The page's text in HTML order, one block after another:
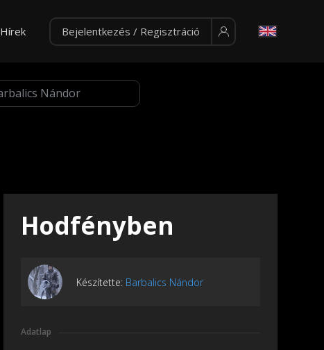
Hírek Bejelentkezés / Regisztráció
Hodfényben
Készítette: Barbalics Nándor
Adatlap